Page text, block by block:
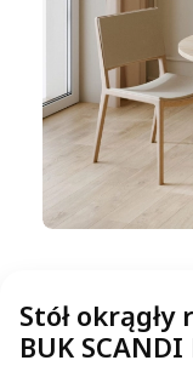
Stół
BUK SCANDI